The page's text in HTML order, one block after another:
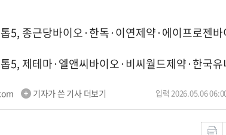
5, 종근당바이오·한독·이연제약·에이프로젠
5, 제테마·엘앤씨바이오·비씨월드제약·한국
기자가 쓴 기사 더보기 입력 2026.05.06